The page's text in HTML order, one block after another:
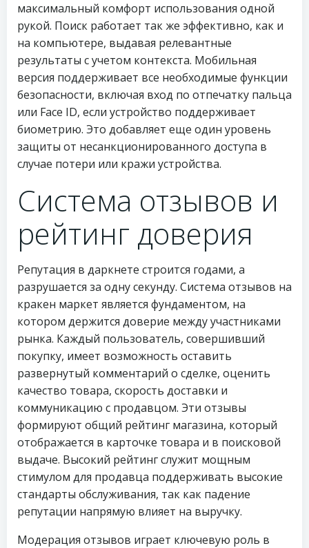
максимальный комфорт использования одной
рукой. Поиск работает так же эффективно, как и
на компьютере, выдавая релевантные
результаты с учетом контекста. Мобильная
версия поддерживает все необходимые функции
безопасности, включая вход по отпечатку пальца
или Face ID, если устройство поддерживает
биометрию. Это добавляет еще один уровень
защиты от несанкционированного доступа в
случае потери или кражи устройства.
Система отзывов и
рейтинг доверия
Репутация в даркнете строится годами, а
разрушается за одну секунду. Система отзывов на
кракен маркет является фундаментом, на
котором держится доверие между участниками
рынка. Каждый пользователь, совершивший
покупку, имеет возможность оставить
развернутый комментарий о сделке, оценить
качество товара, скорость доставки и
коммуникацию с продавцом. Эти отзывы
формируют общий рейтинг магазина, который
отображается в карточке товара и в поисковой
выдаче. Высокий рейтинг служит мощным
стимулом для продавца поддерживать высокие
стандарты обслуживания, так как падение
репутации напрямую влияет на выручку.
Модерация отзывов играет ключевую роль в